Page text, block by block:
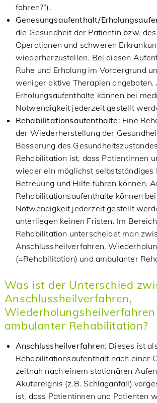
fahren?“).
Genesungsaufenthalt/
die Gesundheit der Patientin bzw.
Operationen und schweren
wiederherzustellen. Bei diesen
Ruhe und Erholung im Vordergrund
weniger aktive Therapien
Erholungsaufenthalte können bei
Notwendigkeit jederzeit gestellt
Rehabilitationsaufenthalte: Eine
der Wiederherstellung der
Besserung des
Rehabilitation ist, dass Patientinnen
wieder ein möglichst selbstständiges
Betreuung und Hilfe führen können.
Rehabilitationsaufenthalte können
Notwendigkeit jederzeit gestellt
unterliegen keinen Fristen. Im
Rehabilitation unterscheidet man
Anschlussheilverfahren,
(=Rehabilitation) und ambulanter
Was ist der Unterschied
Anschlussheilverfahren,
ambulanter Rehabilitation?
Anschlussheilverfahren: Dieses ist
Rehabilitationsaufenthalt nach einer
zeitnah nach einem stationären
Akutereignis (z.B. Schlaganfall)
ist, dass Patientinnen und Patienten